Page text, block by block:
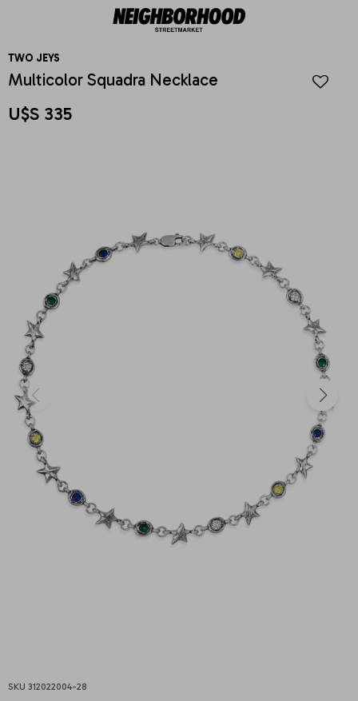
TWO JEYS
Multicolor Squadra Necklace
U$S 335
312022004-28